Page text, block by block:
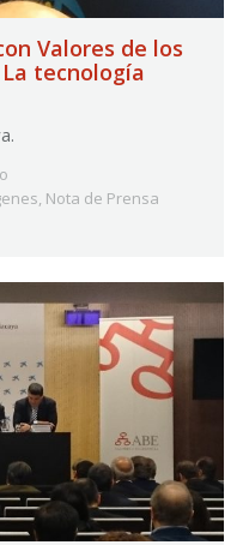
Valores de los
tecnología
Nota de Prensa